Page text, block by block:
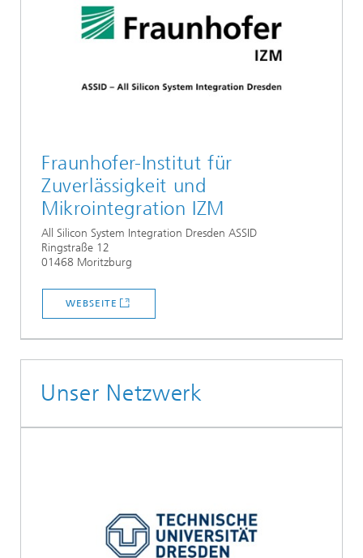
Fraunhofer-Institut für
Zuverlässigkeit und
Mikrointegration IZM
All Silicon System Integration Dresden ASSID
Ringstraße 12
01468 Moritzburg
WEBSEITE
Unser Netzwerk